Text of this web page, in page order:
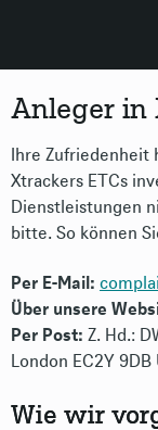
Anleger in
Ihre Zufriedenheit
Xtrackers ETCs
Dienstleistungen
bitte. So können
Per E-Mail:
Über unsere
Per Post: Z. Hd.:
London EC2Y
Wie wir